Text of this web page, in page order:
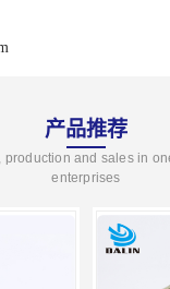
产品推荐
production and sales in
enterprises